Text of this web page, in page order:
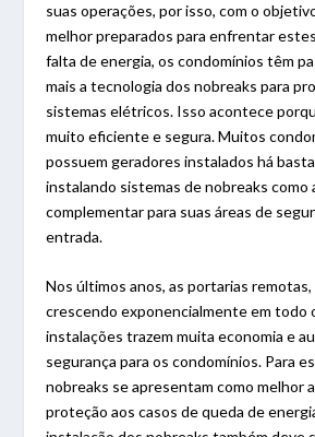
suas operações, por isso, com o
melhor preparados para enfrentar
falta de energia, os condomínios têm
mais a tecnologia dos nobreaks para
sistemas elétricos. Isso acontece
muito eficiente e segura. Muitos
possuem geradores instalados há
instalando sistemas de nobreaks como
complementar para suas áreas de
entrada.
Nos últimos anos, as portarias
crescendo exponencialmente em todo
instalações trazem muita economia e
segurança para os condomínios. Para
nobreaks se apresentam como melhor
proteção aos casos de queda de